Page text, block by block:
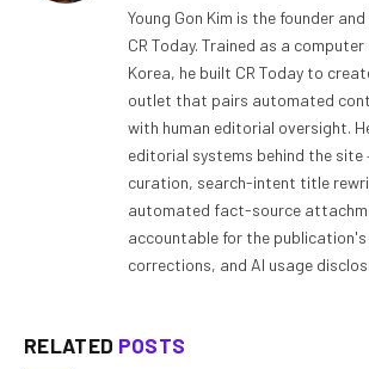
Young Gon Kim is the founder
CR Today. Trained as a
Korea, he built CR Today to
outlet that pairs automated
with human editorial oversight.
editorial systems behind the
curation, search-intent title
automated fact-source
accountable for the
corrections, and AI usage
RELATED POSTS